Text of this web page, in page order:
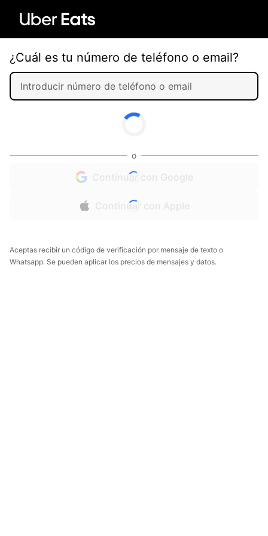
¿Cuál es tu número de teléfono o email?
o
Continuar con Google
Continuar con Apple
Aceptas recibir un código de verificación por mensaje de texto o
Whatsapp. Se pueden aplicar los precios de mensajes y datos.